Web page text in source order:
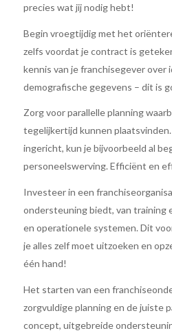
precies wat jij nodig hebt!
Begin vroegtijdig met het
zelfs voordat je contract is
kennis van je franchisegever over
demografische gegevens – dit is
Zorg voor parallelle planning
tegelijkertijd kunnen
ingericht, kun je bijvoorbeeld al
personeelswerving. Efficiënt en
Investeer in een
ondersteuning biedt, van
en operationele systemen. Dit
je alles zelf moet uitzoeken en
één hand!
Het starten van een
zorgvuldige planning en de juiste
concept, uitgebreide